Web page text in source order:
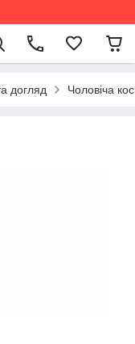
догляд Чоловіча